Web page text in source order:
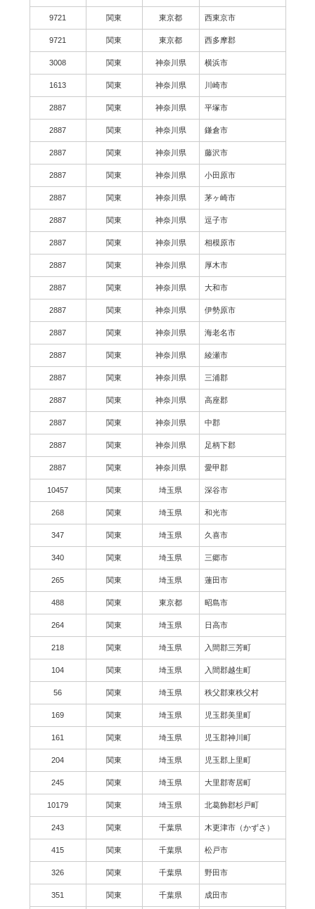
9721 関東 東京都 西東京市
9721 関東 東京都 西多摩郡
3008 関東 神奈川県 横浜市
1613 関東 神奈川県 川崎市
2887 関東 神奈川県 平塚市
2887 関東 神奈川県 鎌倉市
2887 関東 神奈川県 藤沢市
2887 関東 神奈川県 小田原市
2887 関東 神奈川県 茅ヶ崎市
2887 関東 神奈川県 逗子市
2887 関東 神奈川県 相模原市
2887 関東 神奈川県 厚木市
2887 関東 神奈川県 大和市
2887 関東 神奈川県 伊勢原市
2887 関東 神奈川県 海老名市
2887 関東 神奈川県 綾瀬市
2887 関東 神奈川県 三浦郡
2887 関東 神奈川県 高座郡
2887 関東 神奈川県 中郡
2887 関東 神奈川県 足柄下郡
2887 関東 神奈川県 愛甲郡
10457 関東 埼玉県 深谷市
268 関東 埼玉県 和光市
347 関東 埼玉県 久喜市
340 関東 埼玉県 三郷市
265 関東 埼玉県 蓮田市
488 関東 東京都 昭島市
264 関東 埼玉県 日高市
218 関東 埼玉県 入間郡三芳町
104 関東 埼玉県 入間郡越生町
56 関東 埼玉県 秩父郡東秩父村
169 関東 埼玉県 児玉郡美里町
161 関東 埼玉県 児玉郡神川町
204 関東 埼玉県 児玉郡上里町
245 関東 埼玉県 大里郡寄居町
10179 関東 埼玉県 北葛飾郡杉戸町
243 関東 千葉県 木更津市（かずさ）
415 関東 千葉県 松戸市
326 関東 千葉県 野田市
351 関東 千葉県 成田市